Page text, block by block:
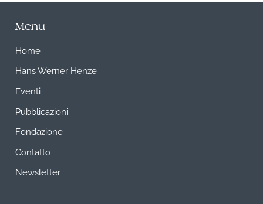
Menu
Home
Hans Werner Henze
Eventi
Pubblicazioni
Fondazione
Contatto
Newsletter